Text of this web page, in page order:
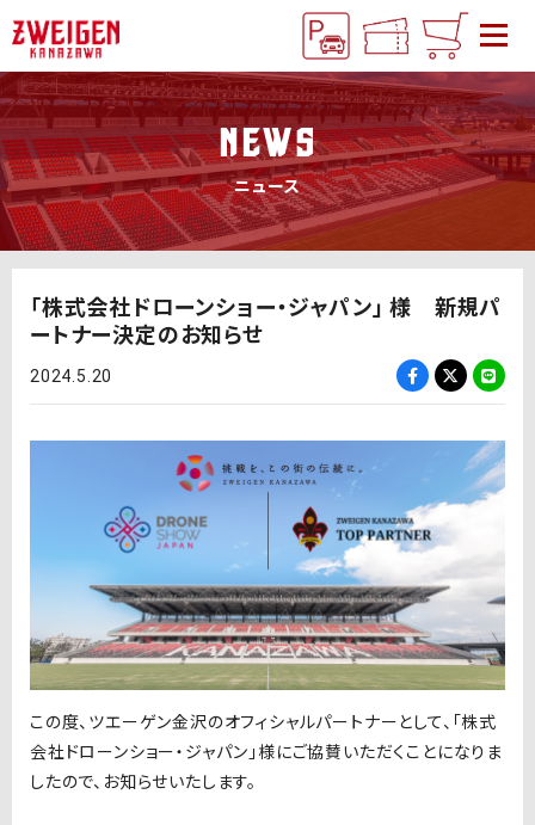
NEWS
ニュース
「株式会社ドローンショー・ジャパン」 様 新規パ
ートナー決定のお知らせ
2024.5.20
この度、ツエーゲン金沢のオフィシャルパートナーとして、「株式
会社ドローンショー・ジャパン」様にご協賛いただくことになりま
したので、お知らせいたします。